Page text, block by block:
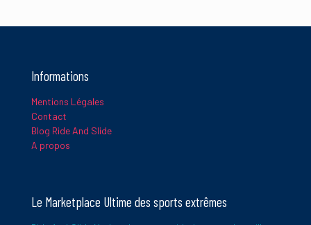
Informations
Mentions Légales
Contact
Blog Ride And Slide
A propos
Le Marketplace Ultime des sports extrêmes